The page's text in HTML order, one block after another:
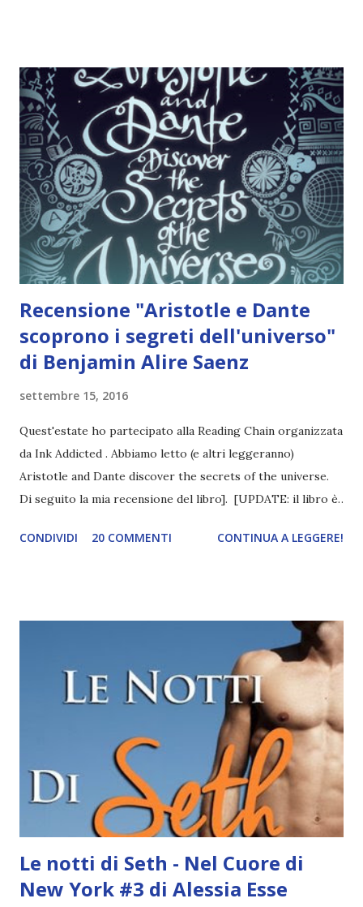
normale al confronto del migliore amico Tiny Cooper , un
ragazzo favoloso e gayssimo, un uragano e, tanto per
citare uno dei libri di Green, al confronto Will Grayson
sembra quasi una pioggerellina. Questa è la segreteria
telefonica di Tiny Cooper, autore, produttore e star del
nuovo musical Tiny Dancer: la storia di Tiny Cooper. Mi
dispiace, ma a quanto pare al momento mi sta succedendo
qualcosa di più favoloso della tua telefonata. Quando i livelli
di favolosità si s...
Recensione "Aristotle e Dante
scoprono i segreti dell'universo"
di Benjamin Alire Saenz
settembre 15, 2016
Quest'estate ho partecipato alla Reading Chain organizzata
da Ink Addicted . Abbiamo letto (e altri leggeranno)
Aristotle and Dante discover the secrets of the universe.
Di seguito la mia recensione del libro]. [UPDATE: il libro è
Mondadori] IL LIBRO EDIZIONE ORIGINALE | EDIZIONE
formazione dedicato ai giovani, ma che personalmente
credo che un po' tutti dovrebbero leggere. Aristotele,
detto Ari, all'inizio della storia è un quindicenne senza
certezze, alla ricerca dei segreti dell'universo, alla ricerca
di sé stesso. Quando conosce Dante il suo mondo diventa
più luminoso, anche se la strada da percorrere è ancora
lunga. Ammetto che all'inizio non ero molto convinta. Avevo
già letto un bel po' di capitoli ma la storia sembrava no...
CONDIVIDI 20 COMMENTI CONTINUA A LEGGERE!
Le notti di Seth - Nel Cuore di
New York #3 di Alessia Esse